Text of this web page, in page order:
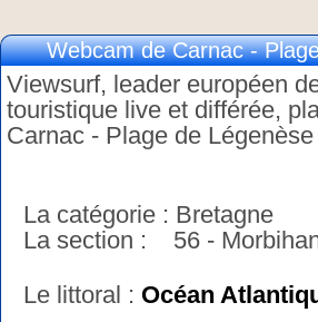
Webcam de Carnac -
Viewsurf, leader européen
touristique live et différée,
Carnac - Plage de
La catégorie : Bretagne
La section : 56 -
Le littoral : Océan